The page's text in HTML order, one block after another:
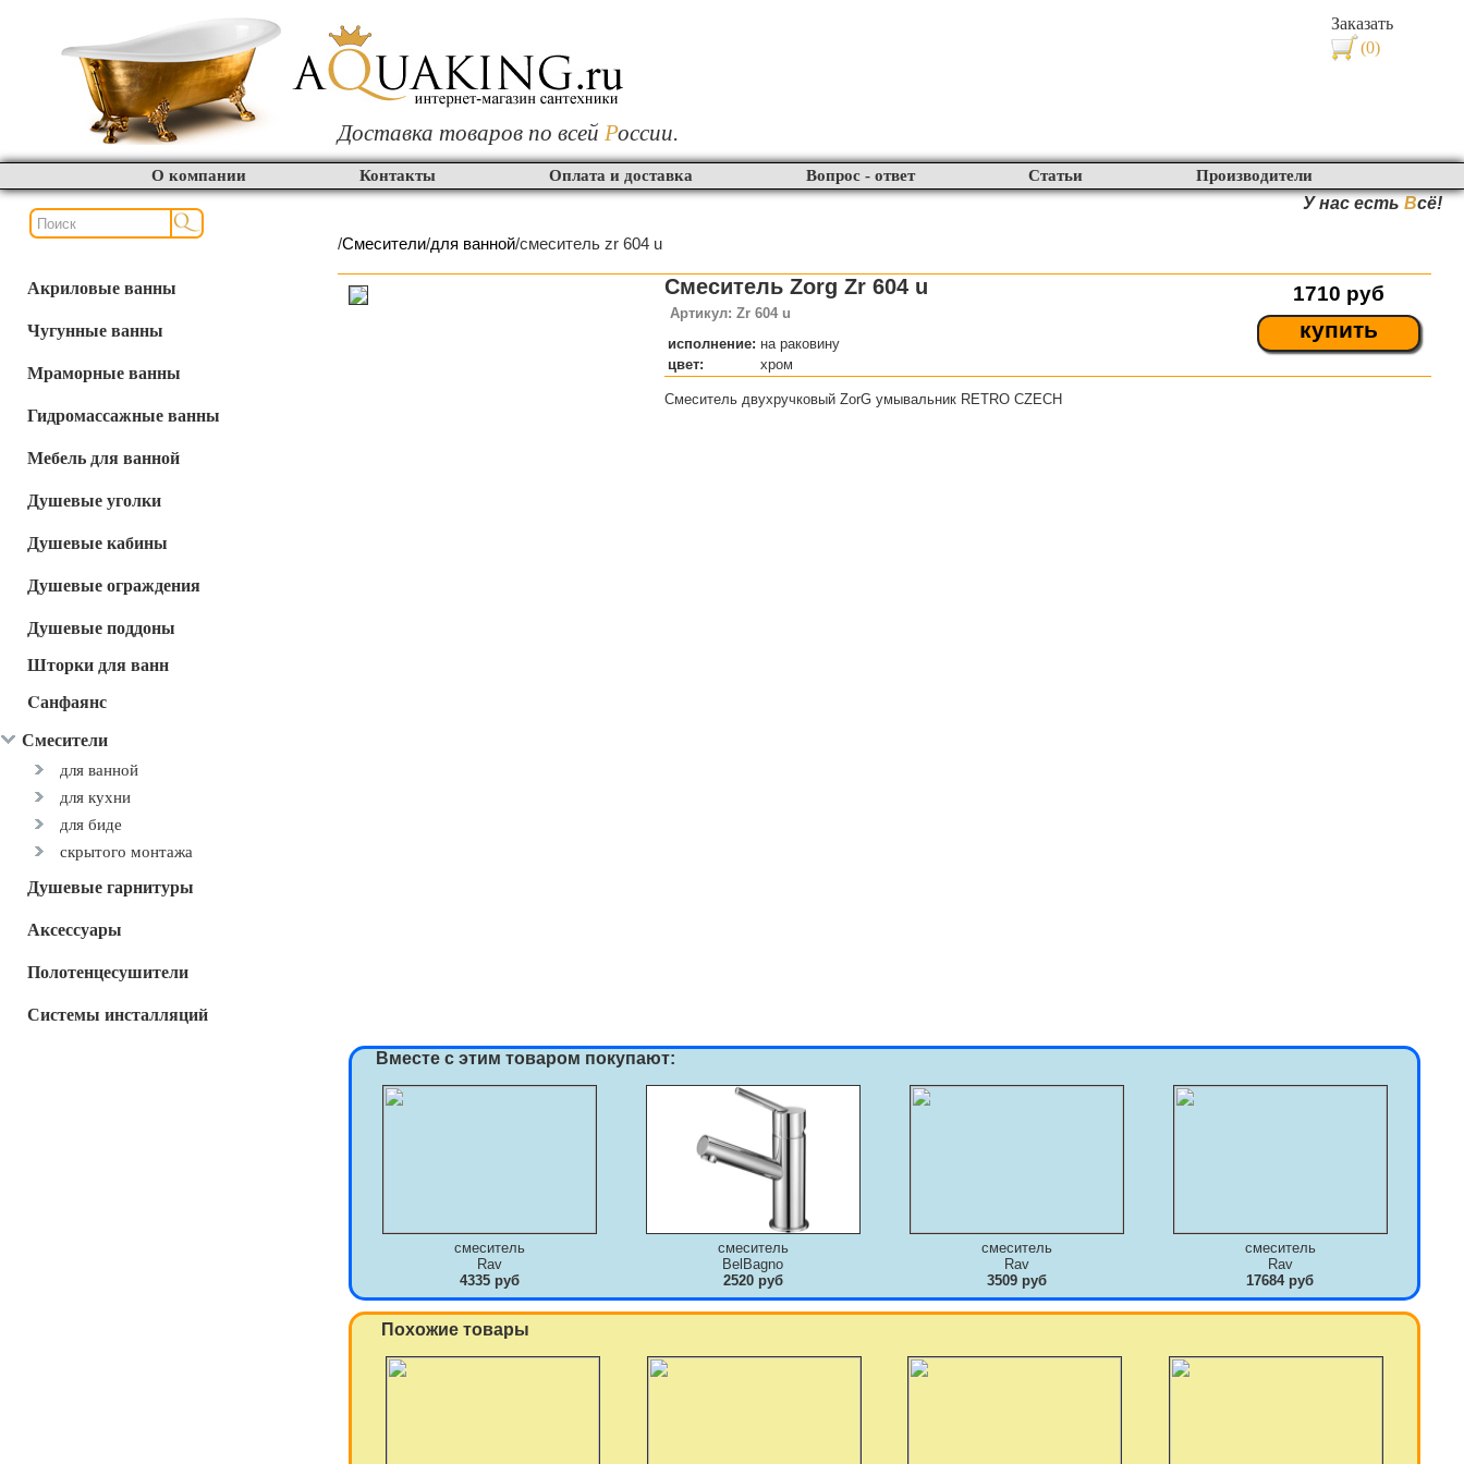
Заказать
(0)
Доставка товаров по всей России.
О компании Контакты Оплата и доставка Вопрос - ответ Статьи Производители
У нас есть Всё!
Акриловые ванны
Чугунные ванны
Мраморные ванны
Гидромассажные ванны
Мебель для ванной
Душевые уголки
Душевые кабины
Душевые ограждения
Душевые поддоны
Шторки для ванн
Cанфаянс
Смесители
для ванной
для кухни
для биде
скрытого монтажа
Душевые гарнитуры
Аксессуары
Полотенцесушители
Системы инсталляций
/Смесители/для ванной/смеситель zr 604 u
1710 руб
купить
Смеситель Zorg Zr 604 u
Артикул: Zr 604 u
исполнение: на раковину
цвет:
хром
Смеситель двухручковый ZorG умывальник RETRO CZECH
Вместе с этим товаром покупают:
смеситель
Rav
4335 руб
смеситель
BelBagno
2520 руб
смеситель
Rav
3509 руб
смеситель
Rav
17684 руб
Похожие товары